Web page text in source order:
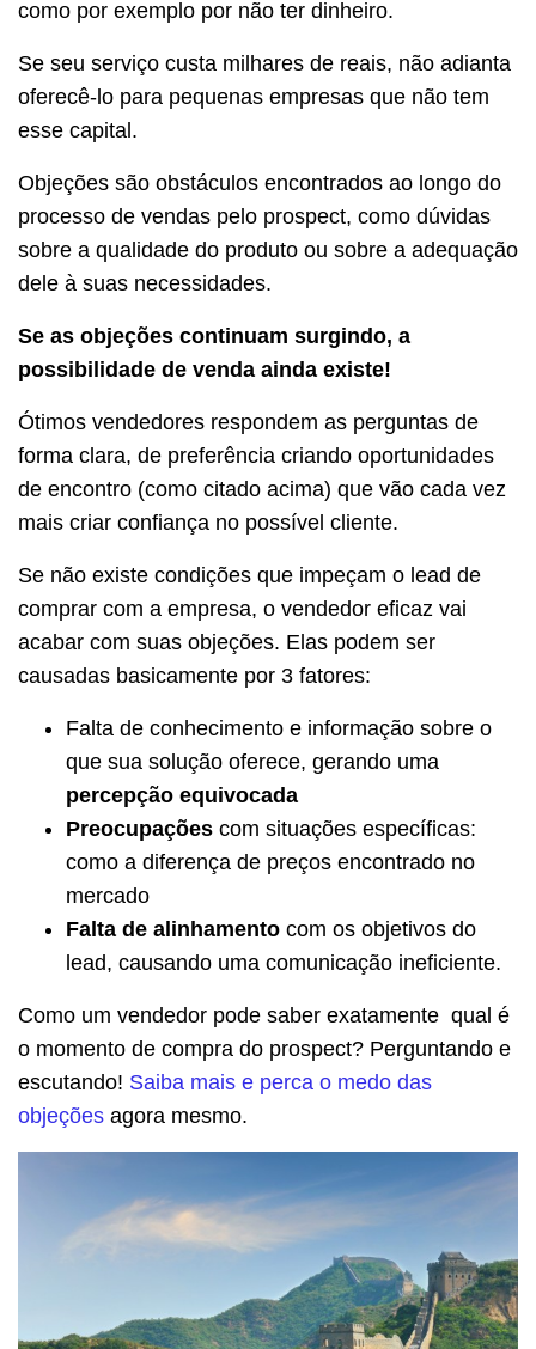
como por exemplo por não ter dinheiro.
Se seu serviço custa milhares de reais, não adianta
oferecê-lo para pequenas empresas que não tem
esse capital.
Objeções são obstáculos encontrados ao longo do
processo de vendas pelo prospect, como dúvidas
sobre a qualidade do produto ou sobre a adequação
dele à suas necessidades.
Se as objeções continuam surgindo, a
possibilidade de venda ainda existe!
Ótimos vendedores respondem as perguntas de
forma clara, de preferência criando oportunidades
de encontro (como citado acima) que vão cada vez
mais criar confiança no possível cliente.
Se não existe condições que impeçam o lead de
comprar com a empresa, o vendedor eficaz vai
acabar com suas objeções. Elas podem ser
causadas basicamente por 3 fatores:
Falta de conhecimento e informação sobre o
que sua solução oferece, gerando uma
percepção equivocada
Preocupações com situações específicas:
como a diferença de preços encontrado no
mercado
Falta de alinhamento com os objetivos do
lead, causando uma comunicação ineficiente.
Como um vendedor pode saber exatamente qual é
o momento de compra do prospect? Perguntando e
escutando! Saiba mais e perca o medo das
objeções agora mesmo.